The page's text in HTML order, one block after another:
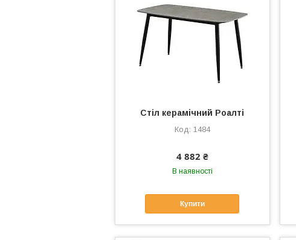
Стіл керамічний Роалті
1484
4 882 ₴
В наявності
Купити